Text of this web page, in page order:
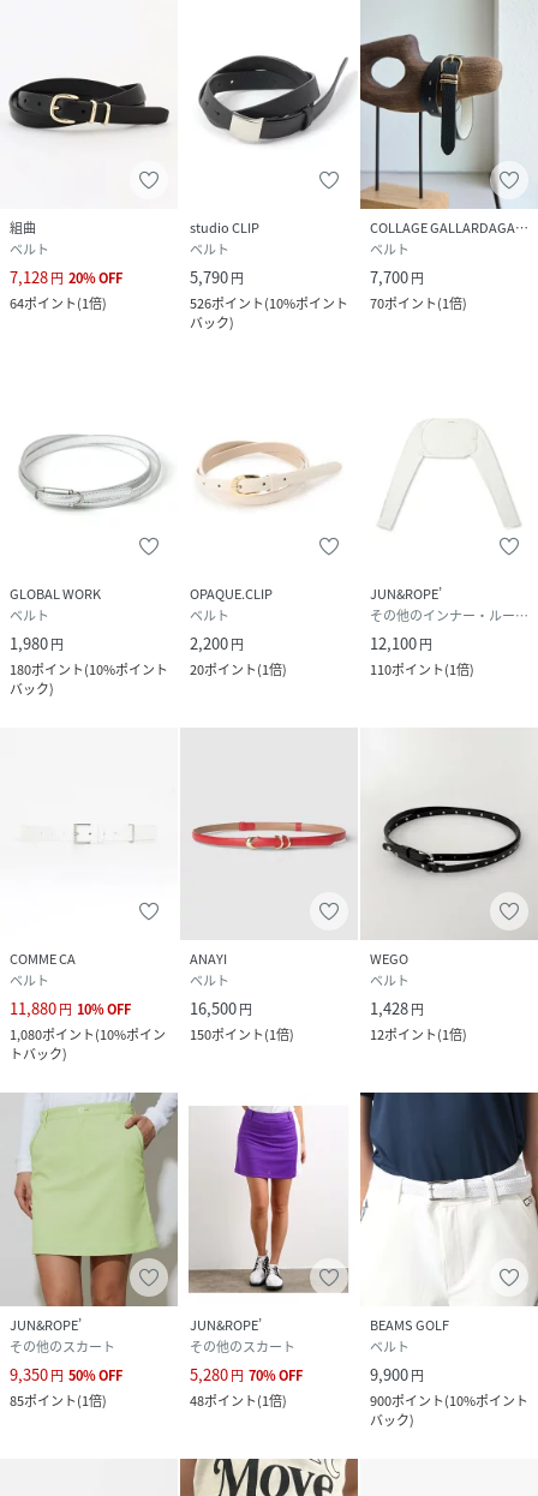
組曲
ベルト
7,128円 20%OFF
64ポイント(1倍)
studio CLIP
ベルト
5,790円
526ポイント(10%ポイント
バック)
COLLAGE GALLARDAGALANTE
ベルト
7,700円
70ポイント(1倍)
GLOBAL WORK
ベルト
1,980円
180ポイント(10%ポイント
バック)
OPAQUE.CLIP
ベルト
2,200円
20ポイント(1倍)
JUN&ROPE’
その他のインナー・ルームウェア
12,100円
110ポイント(1倍)
COMME CA
ベルト
11,880円 10%OFF
1,080ポイント(10%ポイン
トバック)
ANAYI
ベルト
16,500円
150ポイント(1倍)
WEGO
ベルト
1,428円
12ポイント(1倍)
JUN&ROPE’
その他のスカート
9,350円 50%OFF
85ポイント(1倍)
JUN&ROPE’
その他のスカート
5,280円 70%OFF
48ポイント(1倍)
BEAMS GOLF
ベルト
9,900円
900ポイント(10%ポイント
バック)